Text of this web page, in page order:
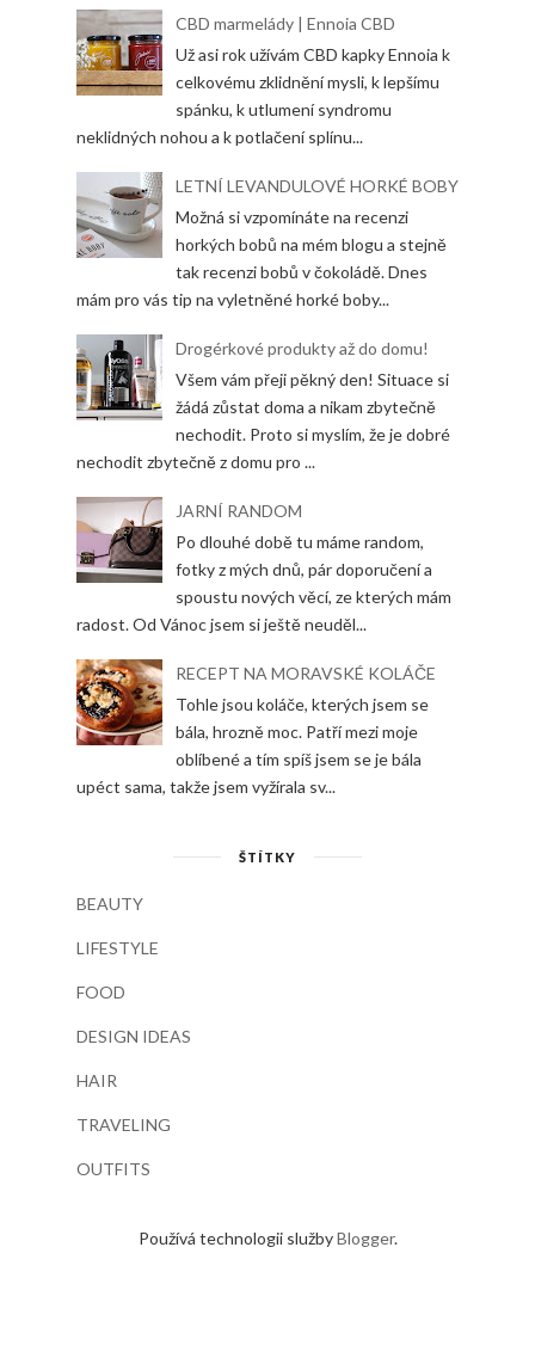
CBD marmelády | Ennoia CBD
Už asi rok užívám CBD kapky Ennoia k
celkovému zklidnění mysli, k lepšímu
spánku, k utlumení syndromu
neklidných nohou a k potlačení splínu...
LETNÍ LEVANDULOVÉ HORKÉ BOBY
Možná si vzpomínáte na recenzi
horkých bobů na mém blogu a stejně
tak recenzi bobů v čokoládě. Dnes
mám pro vás tip na vyletněné horké boby...
Drogérkové produkty až do domu!
Všem vám přeji pěkný den! Situace si
žádá zůstat doma a nikam zbytečně
nechodit. Proto si myslím, že je dobré
nechodit zbytečně z domu pro ...
JARNÍ RANDOM
Po dlouhé době tu máme random,
fotky z mých dnů, pár doporučení a
spoustu nových věcí, ze kterých mám
radost. Od Vánoc jsem si ještě neuděl...
RECEPT NA MORAVSKÉ KOLÁČE
Tohle jsou koláče, kterých jsem se
bála, hrozně moc. Patří mezi moje
oblíbené a tím spíš jsem se je bála
upéct sama, takže jsem vyžírala sv...
ŠTÍTKY
BEAUTY
LIFESTYLE
FOOD
DESIGN IDEAS
HAIR
TRAVELING
OUTFITS
Používá technologii službyBlogger.